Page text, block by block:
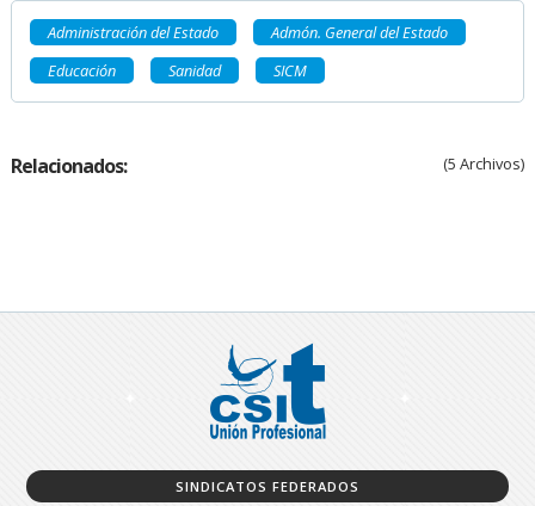
Administración del Estado
Admón. General del Estado
Educación
Sanidad SICM
Relacionados: (5 Archivos)
SINDICATOS FEDERADOS